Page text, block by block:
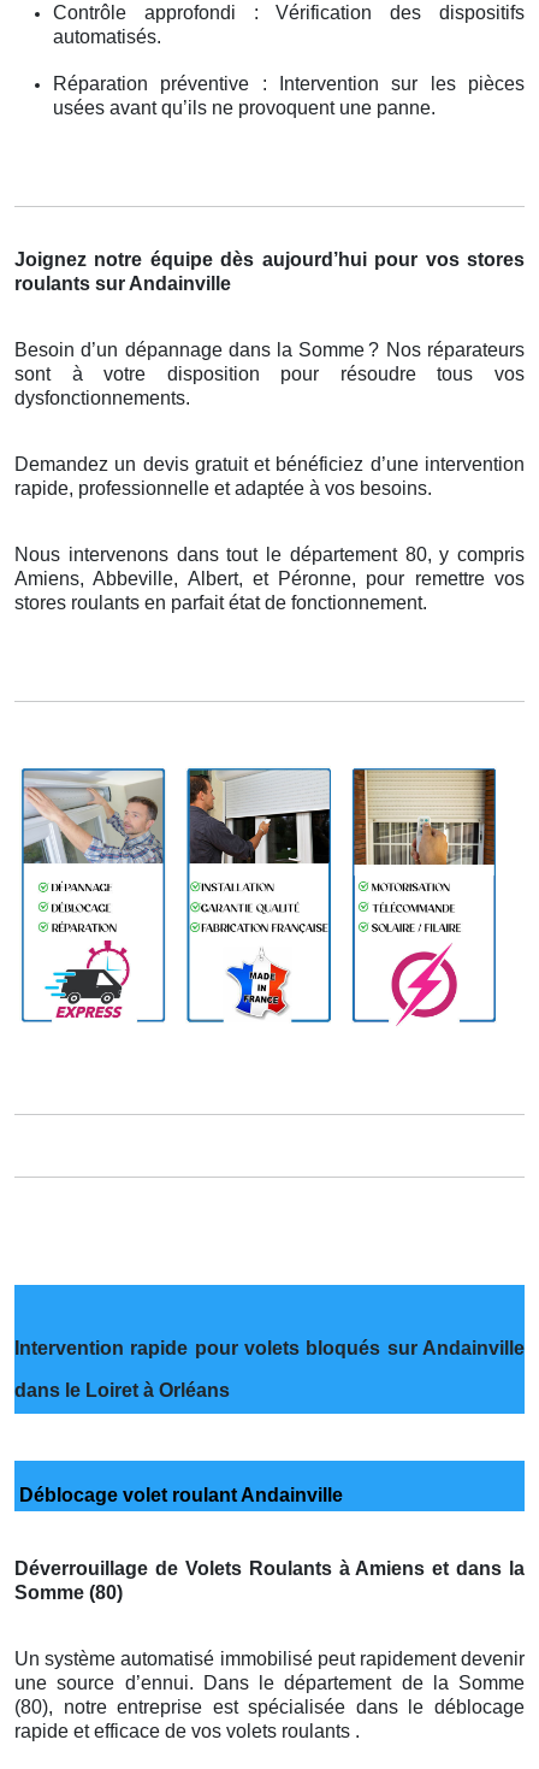
Contrôle approfondi : Vérification des dispositifs
automatisés.
Réparation préventive : Intervention sur les pièces
usées avant qu’ils ne provoquent une panne.
Joignez notre équipe dès aujourd’hui pour vos stores
roulants sur Andainville
Besoin d’un dépannage dans la Somme ? Nos réparateurs
sont à votre disposition pour résoudre tous vos
dysfonctionnements.
Demandez un devis gratuit et bénéficiez d’une intervention
rapide, professionnelle et adaptée à vos besoins.
Nous intervenons dans tout le département 80, y compris
Amiens, Abbeville, Albert, et Péronne, pour remettre vos
stores roulants en parfait état de fonctionnement.
Intervention rapide pour volets bloqués sur Andainville
dans le Loiret à Orléans
Déblocage volet roulant Andainville
Déverrouillage de Volets Roulants à Amiens et dans la
Somme (80)
Un système automatisé immobilisé peut rapidement devenir
une source d’ennui. Dans le département de la Somme
(80), notre entreprise est spécialisée dans le déblocage
rapide et efficace de vos volets roulants .